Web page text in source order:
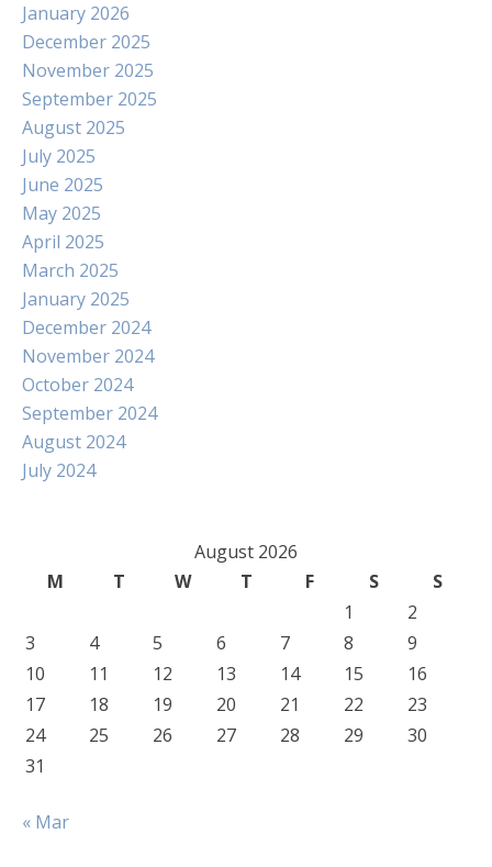
January 2026
December 2025
November 2025
September 2025
August 2025
July 2025
June 2025
May 2025
April 2025
March 2025
January 2025
December 2024
November 2024
October 2024
September 2024
August 2024
July 2024
August 2026
M
T W T F S
S
1
2
3
4 5 6 7 8
9
10
11 12 13 14 15
16
17
18 19 20 21 22
23
24
25 26 27 28 29
30
31
« Mar